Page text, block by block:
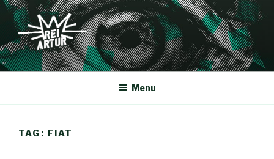
Saltar
para
conteúdo
REI-ARTUR
Menu
TAG: FIAT